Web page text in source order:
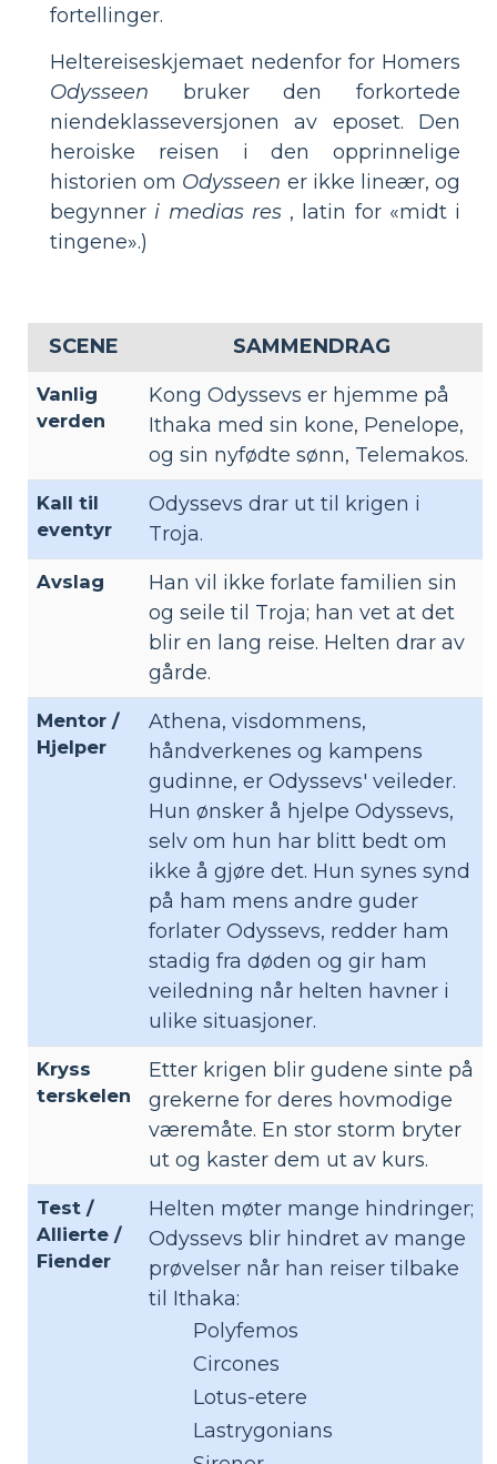
fortellinger.
Heltereiseskjemaet nedenfor for Homers
Odysseen bruker den forkortede
niendeklasseversjonen av eposet. Den
heroiske reisen i den opprinnelige
historien om Odysseen er ikke lineær, og
begynner i medias res, latin for «midt i
tingene».)
SCENE SAMMENDRAG
Vanlig
verden
Kong Odyssevs er hjemme på
Ithaka med sin kone, Penelope,
og sin nyfødte sønn, Telemakos.
Kall til
eventyr
Odyssevs drar ut til krigen i
Troja.
Avslag
Han vil ikke forlate familien sin
og seile til Troja; han vet at det
blir en lang reise. Helten drar av
gårde.
Mentor /
Hjelper
Athena, visdommens,
håndverkenes og kampens
gudinne, er Odyssevs' veileder.
Hun ønsker å hjelpe Odyssevs,
selv om hun har blitt bedt om
ikke å gjøre det. Hun synes synd
på ham mens andre guder
forlater Odyssevs, redder ham
stadig fra døden og gir ham
veiledning når helten havner i
ulike situasjoner.
Kryss
terskelen
Etter krigen blir gudene sinte på
grekerne for deres hovmodige
væremåte. En stor storm bryter
ut og kaster dem ut av kurs.
Test /
Allierte /
Fiender
Helten møter mange hindringer;
Odyssevs blir hindret av mange
prøvelser når han reiser tilbake
til Ithaka:
Polyfemos
Circones
Lotus-etere
Lastrygonians